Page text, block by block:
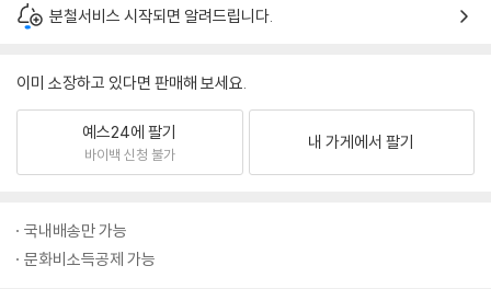
분철서비스 시작되면 알려드립니다.
이미 소장하고 있다면 판매해 보세요.
예스24에 팔기
바이백 신청 불가
내 가게에서 팔기
국내배송만 가능
문화비소득공제 가능